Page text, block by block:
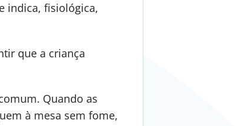
indica, fisiológica,
que a criança
Quando as
à mesa sem fome,